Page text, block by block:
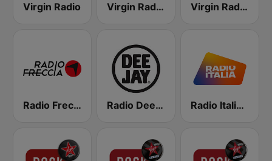
Virgin Radio Virgin Radio Rock 80 Virgin Radio Classic Rock
Radio Freccia Radio Deejay Radio Italia solomusicaitaliana